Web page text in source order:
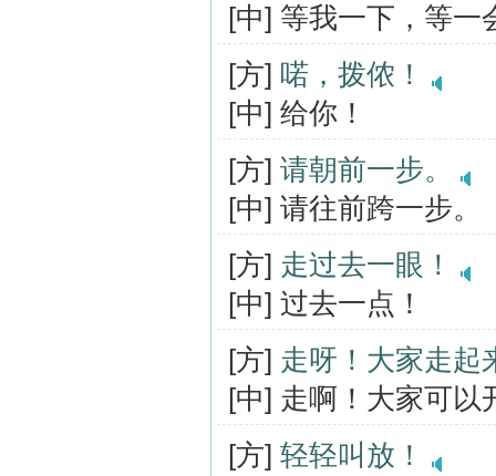
[中] 等我一下，等一
[方] 喏，拨侬！
[中] 给你！
[方] 请朝前一步。
[中] 请往前跨一步。
[方] 走过去一眼！
[中] 过去一点！
[方] 走呀！大家走起
[中] 走啊！大家可以
[方] 轻轻叫放！